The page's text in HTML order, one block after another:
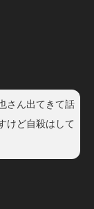
さん出てきて話
けど自殺はして